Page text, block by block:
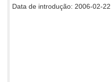
Data de introdução: 2006-02-22